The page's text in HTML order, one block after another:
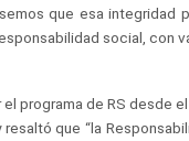
que esa integridad
social, con
programa de RS desde
que “la